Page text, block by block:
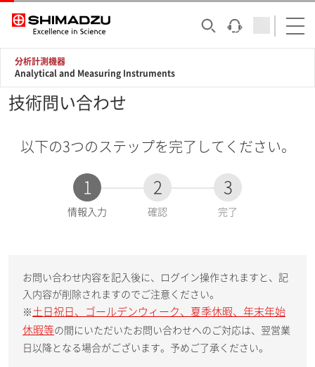
分析計測機器
Analytical and Measuring Instruments
技術問い合わせ
以下の3つのステップを完了してください。
1
現
情報入力
2
確認
3
完了
お問い合わせ内容を記入後に、ログイン操作されますと、記
入内容が削除されますのでご注意ください。
※ 土日祝日、ゴールデンウィーク、夏季休暇、年末年始
休暇等の間にいただいたお問い合わせへのご対応は、翌営業
日以降となる場合がございます。予めご了承ください。